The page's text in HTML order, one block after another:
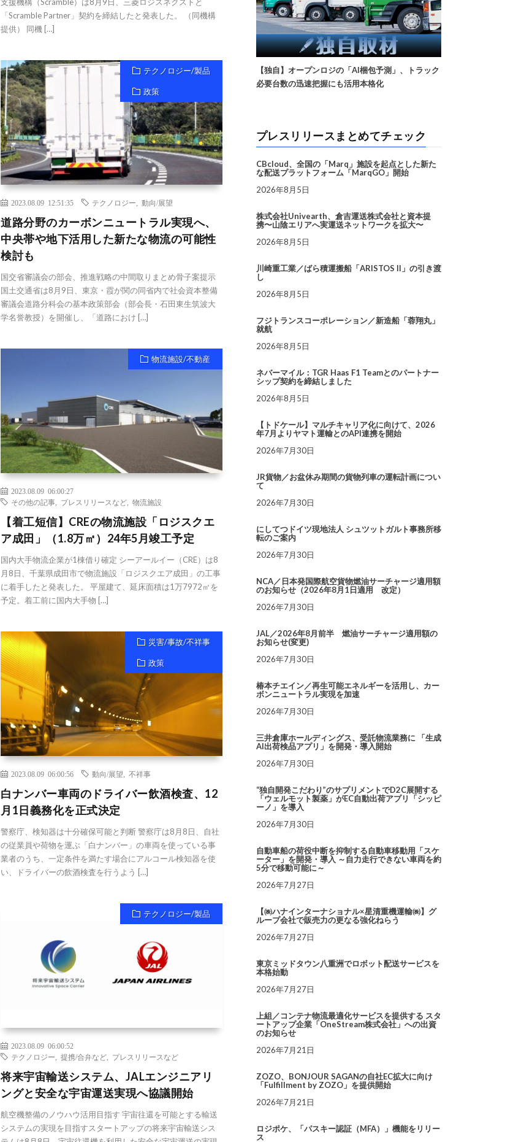
「Scramble Partner」契約を締結したと発表した。 （同機構
提供） 同機 […]
テクノロジー/製品
政策
2023.08.09 12:51:35 テクノロジー ,動向/展望
道路分野のカーボンニュートラル実現へ、
中央帯や地下活用した新たな物流の可能性
検討も
国交省審議会の部会、推進戦略の中間取りまとめ骨子案提示
国土交通省は8月9日、東京・霞が関の同省内で社会資本整備
審議会道路分科会の基本政策部会（部会長・石田東生筑波大
学名誉教授）を開催し、「道路におけ […]
物流施設/不動産
2023.08.09 06:00:27
その他の記事
プレスリリースなど ,物流施設
【着工短信】CREの物流施設「ロジスクエ
ア成田」（1.8万㎡）24年5月竣工予定
国内大手物流企業が1棟借り確定 シーアールイー（CRE）は8
月8日、千葉県成田市で物流施設「ロジスクエア成田」の工事
に着手したと発表した。 平屋建て、延床面積は1万7972㎡を
予定。着工前に国内大手物 […]
災害/事故/不祥事
政策
2023.08.09 06:00:56 動向/展望 ,不祥事
白ナンバー車両のドライバー飲酒検査、12
月1日義務化を正式決定
警察庁、検知器は十分確保可能と判断 警察庁は8月8日、自社
の従業員や荷物を運ぶ「白ナンバー」の車両を使っている事
業者のうち、一定条件を満たす場合にアルコール検知器を使
い、ドライバーの飲酒検査を行うよう […]
テクノロジー/製品
2023.08.09 06:00:52
テクノロジー
,提携/合弁など プレスリリースなど
将来宇宙輸送システム、JALエンジニアリ
ングと安全な宇宙運送実現へ協議開始
航空機整備のノウハウ活用目指す 宇宙往還を可能とする輸送
システムの実現を目指すスタートアップの将来宇宙輸送シス
【独自】オープンロジの「AI梱包予測」、トラック
必要台数の迅速把握にも活用本格化
プレスリリースまとめてチェック
CBcloud、全国の「Marq」施設を起点とした新た
な配送プラットフォーム「MarqGO」開始
2026年8月5日
株式会社Univearth、倉吉運送株式会社と資本提
携〜山陰エリアへ実運送ネットワークを拡大〜
2026年8月5日
川崎重工業／ばら積運搬船「ARISTOS II」の引き渡
し
2026年8月5日
フジトランスコーポレーション／新造船「蓉翔丸」
就航
2026年8月5日
ネバーマイル：TGR Haas F1 Teamとのパートナー
シップ契約を締結しました
2026年8月5日
【トドケール】マルチキャリア化に向けて、2026
年7月よりヤマト運輸とのAPI連携を開始
2026年7月30日
JR貨物／お盆休み期間の貨物列車の運転計画につい
て
2026年7月30日
にしてつドイツ現地法人 シュツットガルト事務所移
転のご案内
2026年7月30日
NCA／日本発国際航空貨物燃油サーチャージ適用額
のお知らせ（2026年8月1日適用 改定）
2026年7月30日
JAL／2026年8月前半 燃油サーチャージ適用額の
お知らせ(変更)
2026年7月30日
椿本チエイン／再生可能エネルギーを活用し、カー
ボンニュートラル実現を加速
2026年7月30日
三井倉庫ホールディングス、受託物流業務に 「生成
AI出荷検品アプリ」を開発・導入開始
2026年7月30日
“独自開発こだわり”のサプリメントでD2C展開する
「ウェルモット製薬」がEC自動出荷アプリ「シッピ
ーノ」を導入
2026年7月30日
自動車船の荷役中断を抑制する自動車移動用「スケ
ーター」を開発・導入 ～自力走行できない車両を約
5分で移動可能に～
2026年7月27日
【㈱ハナインターナショナル×星清重機運輸㈱】グ
ループ会社で販売力の更なる強化ねらう
2026年7月27日
東京ミッドタウン八重洲でロボット配送サービスを
本格始動
2026年7月27日
上組／コンテナ物流最適化サービスを提供する スタ
ートアップ企業「OneStream株式会社」への出資
のお知らせ
2026年7月21日
ZOZO、BONJOUR SAGANの自社EC拡大に向け
「Fulfillment by ZOZO」を提供開始
2026年7月21日
ロジポケ、「パスキー認証（MFA）」機能をリリー
ス